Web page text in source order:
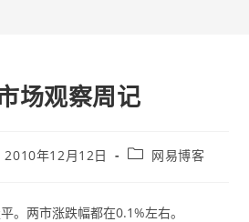
场观察周记
2010年12月12日
Post网易博客
。两市涨跌幅都在0.1%左右。